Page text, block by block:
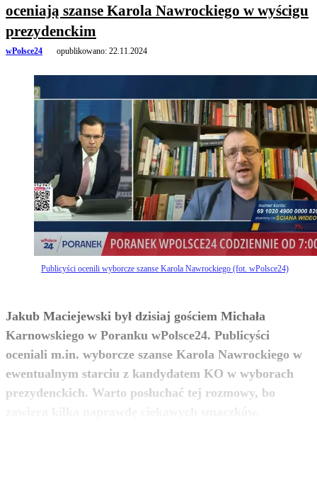
oceniają szanse Karola Nawrockiego w wyścigu
prezydenckim
wPolsce24 opublikowano: 22.11.2024
Publicyści ocenili wyborcze szanse Karola Nawrockiego (fot. wPolsce24)
Jakub Maciejewski był dzisiaj gościem Michała
Karnowskiego w Poranku wPolsce24. Publicyści
oceniali m.in. wyborcze szanse Karola Nawrockiego w
ewentualnym starciu z kandydatem KO w wyborach
prezydenckich. Warto posłuchać tej rozmowy, bo
zobacz więcej